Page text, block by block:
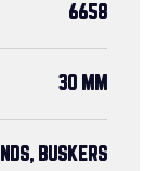
6658
30 MM
BUSKERS